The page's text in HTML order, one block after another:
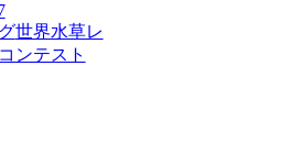
世界水草レ
ンテスト